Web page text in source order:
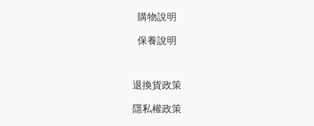
購物說明
保養說明
退換貨政策
隱私權政策